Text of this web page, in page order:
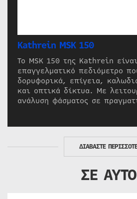
Kathrein MSK 150
Το MSK 150 της Kathrein
επαγγελματικό πεδιόμετρο
δορυφορικά, επίγεια,
και οπτικά δίκτυα. Με
ανάλυση φάσματος σε
ΔΙΑΒΑΣΤΕ
ΣΕ